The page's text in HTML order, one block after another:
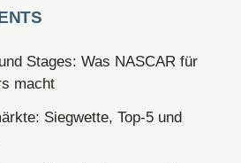
Stages: Was NASCAR für
macht
Siegwette, Top-5 und